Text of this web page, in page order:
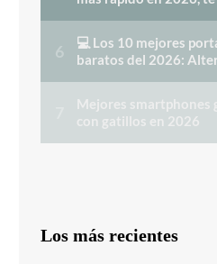
Los más recientes